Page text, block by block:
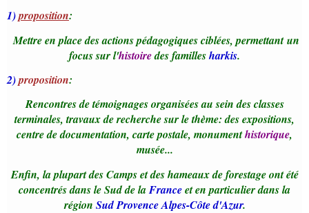
1)proposition:
Mettre en place des actions pédagogiques ciblées, permettant un
focus sur l'histoiredes famillesharkis.
2)proposition:
Rencontres de témoignages organisées au sein des classes
terminales, travaux de recherche sur le thème: des expositions,
centre de documentation, carte postale, monumenthistorique,
musée...
Enfin, la plupart des Camps et des hameaux de forestage ont été
concentrés dans le Sud de laFranceet en particulier dans la
région Sud Provence Alpes-Côte d'Azur.